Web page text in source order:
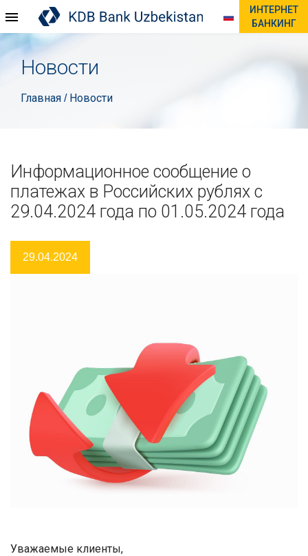
ИНТЕРНЕТ
БАНКИНГ
Новости
Главная / Новости
Информационное сообщение о
платежах в Российских рублях c
29.04.2024 года по 01.05.2024 года
29.04.2024
Уважаемые клиенты,